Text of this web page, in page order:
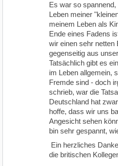
Es war so
Leben meiner
meinem Leben als
Ende eines Fadens
wir einen sehr netten
gegenseitig aus
Tatsächlich gibt es
im Leben allgemein,
Fremde sind - doch
schrieb, war die
Deutschland hat
hoffe, dass wir uns
Angesicht sehen
bin sehr gespannt,
Ein herzliches
die britischen